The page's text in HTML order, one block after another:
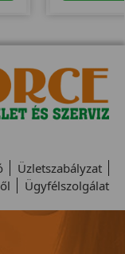
Üzletszabályzat
Ügyfélszolgálat